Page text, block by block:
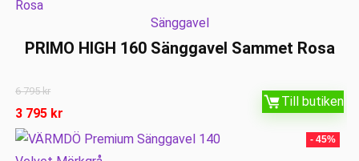
Sänggavel
PRIMO HIGH 160 Sänggavel Sammet Rosa
6 795kr
3 795 kr
Till butiken
- 45%